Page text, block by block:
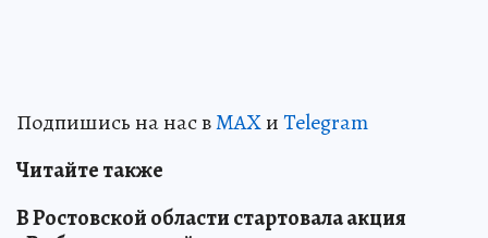
Подпишись на нас вMAXиTelegram
Читайте также
В Ростовской области стартовала акция